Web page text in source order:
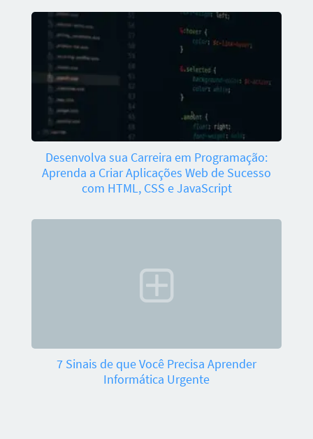
Desenvolva sua Carreira em Programação:
Aprenda a Criar Aplicações Web de Sucesso
com HTML, CSS e JavaScript
7 Sinais de que Você Precisa Aprender
Informática Urgente